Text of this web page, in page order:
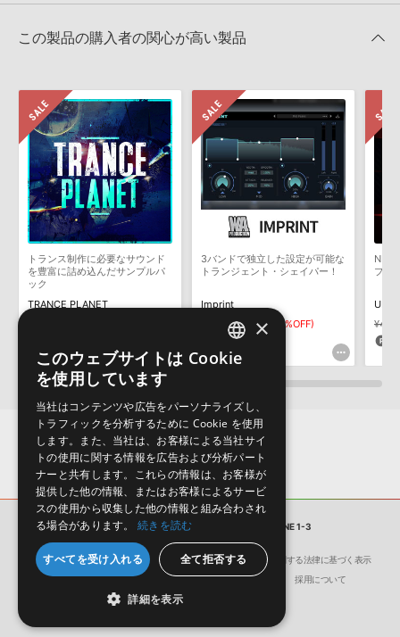
きます際には、NTFSやHFS＋でフォーマットされたHDDをご用意
いただく必要がございます。
知らせするメールの2通が送信されます。メールに記載されており
ます説明に沿って、製品のダウンロード／導入を行って下さい。
サンプルパック製品には、原則として日本語版操作マニュアルをご
用意しておりません。ご購入後のご不明点や詳細に関するお問い合
わせなどはテクニカルサポート
までご連絡ください。
デモソングは、製品収録サウンドを使ってできることを紹介するた
めのデモンストレーション用の楽曲です。原則として、デモソング
そのものをお使いいただくことはできません。また、デモソングを
構成する全てのサウンドが、サンプルパックに含まれていることを
保証するものではありません。
しかねます。
2022.06.06
2022.06.06
マークのついた情報は、該当する製品のご購入ユーザー様専用となって
おります。ご覧頂くには、該当する製品をご購入頂く必要がございます。
SPICE BUNDLE DUNE 1-3のサポート情報
この製品の購入者の関心が高い製品
トランス制作に必要なサウンド
を豊富に詰め込んだサンプルパ
ック
TRANCE PLANET
3バンドで独立した設定が可能な
トランジェント・シェイパー！
Imprint
¥6,765 ¥2,715 (59%OFF)
27pt
NEW
プリ
サンプルパック SPICE BUNDLE DUNE 1-3
会社概要 環境保護（CSR）への取り組み
特定商取引に関する法律に基づく表示
サイト動作環境
利用規約 個人情報の保護について 採用について
ENGLISH
×
このウェブサイトは Cookie
を使用しています
当社はコンテンツや広告をパーソナライズし、
トラフィックを分析するために Cookie を使用
します。また、当社は、お客様による当社サイ
トの使用に関する情報を広告および分析パート
ナーと共有します。これらの情報は、お客様が
提供した他の情報、またはお客様によるサービ
スの使用から収集した他の情報と組み合わされ
る場合があります。
続きを読む
すべてを受け入れる 全て拒否する
詳細を表示